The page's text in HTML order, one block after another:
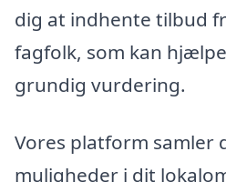
dig at indhente tilbud
fagfolk, som kan
grundig vurdering.
Vores platform samler
muligheder i dit